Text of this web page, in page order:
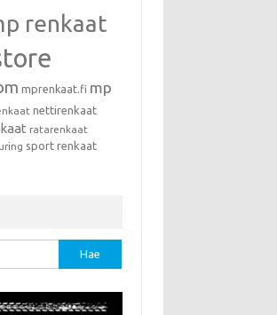
renkaat
mprenkaat.fi mp
nettirenkaat
ratarenkaat
sport renkaat